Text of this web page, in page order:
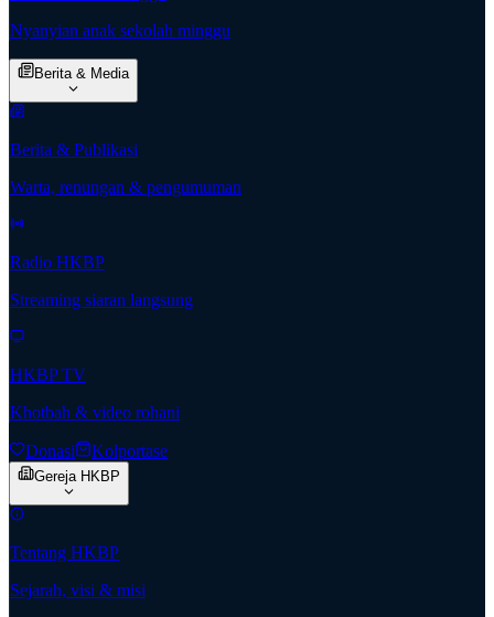
Nyanyian anak sekolah minggu
Berita & Media
Berita & Publikasi
Warta, renungan & pengumuman
Radio HKBP
Streaming siaran langsung
HKBP TV
Khotbah & video rohani
Donasi Kolportase
Gereja HKBP
Tentang HKBP
Sejarah, visi & misi